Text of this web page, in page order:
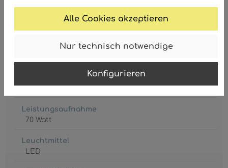
Alle Cookies akzeptieren
Nur technisch notwendige
Konfigurieren
9007371487165
20000 h
Leistungsaufnahme
70 Watt
Leuchtmittel
LED